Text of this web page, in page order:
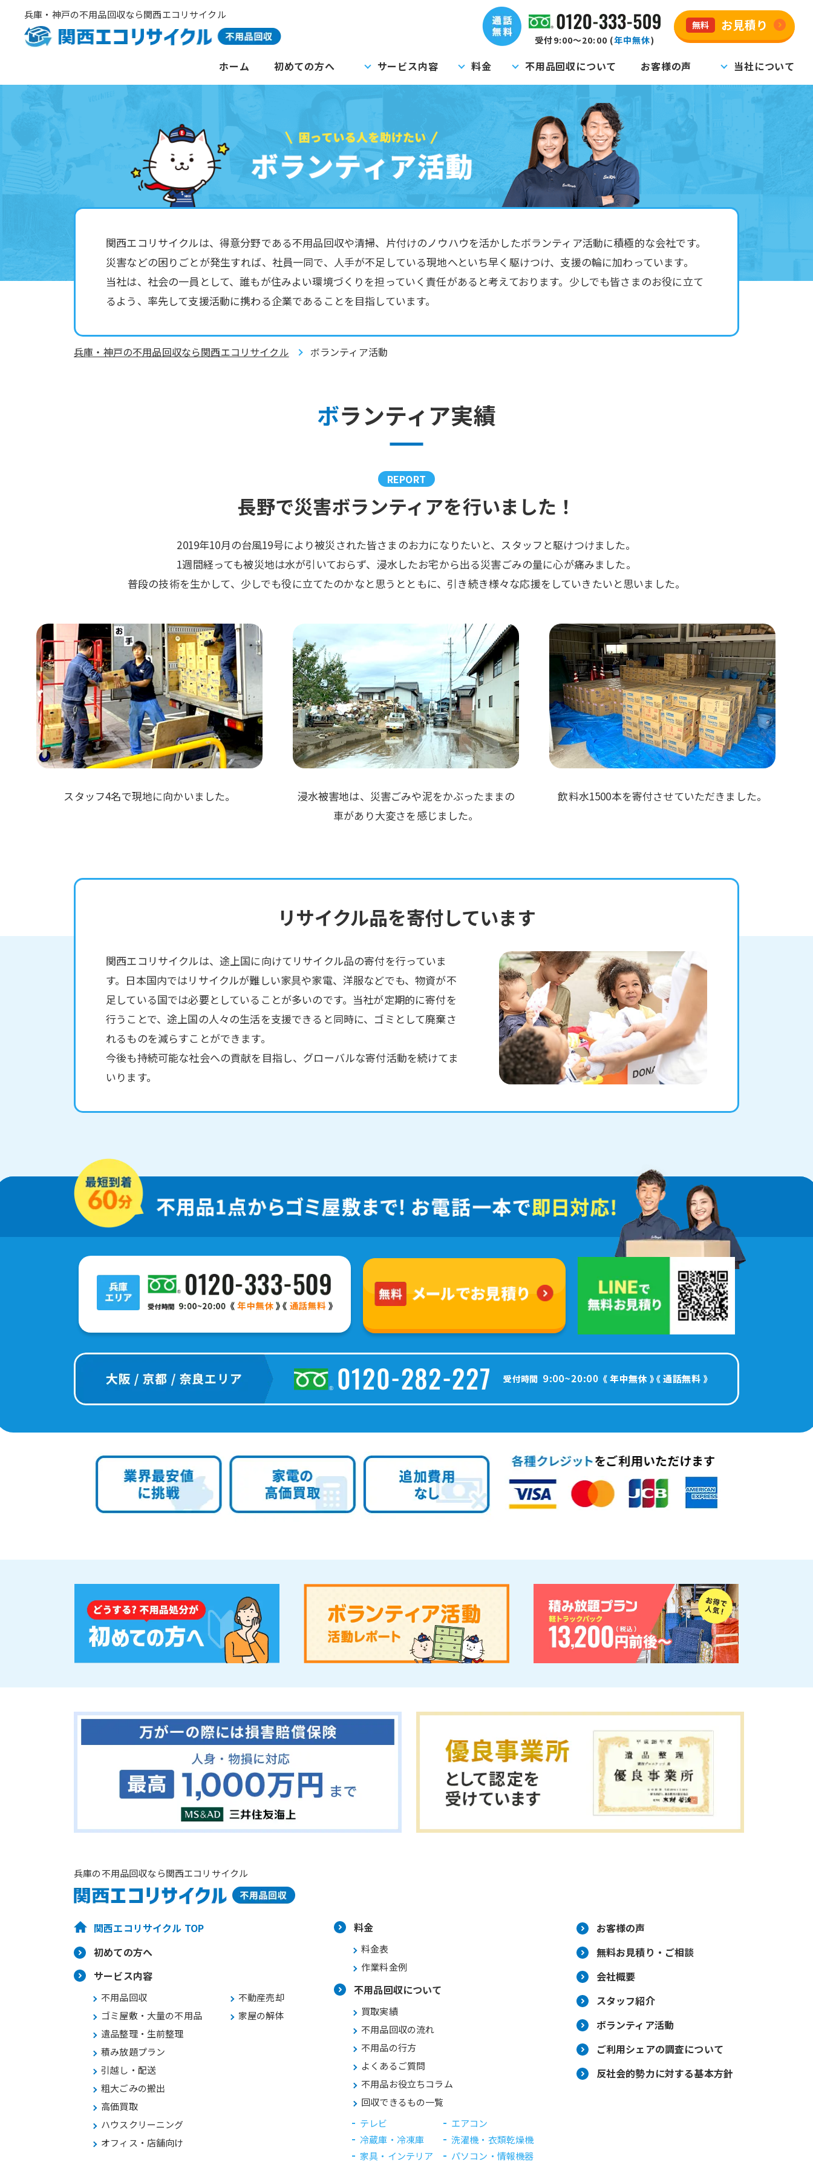
兵庫・神戸の不用品回収なら関西エコリサイクル
受付9:00～20:00 (年中無休)
無料 お見積り
ホーム 初めての方へ サービス内容 料金 不用品回収について お客様の声 当社について
関西エコリサイクルは、得意分野である不用品回収や清掃、片付けのノウハウを活かしたボランティア活動に積極的な会社です。
災害などの困りごとが発生すれば、社員一同で、人手が不足している現地へといち早く駆けつけ、支援の輪に加わっています。
当社は、社会の一員として、誰もが住みよい環境づくりを担っていく責任があると考えております。少しでも皆さまのお役に立て
るよう、率先して支援活動に携わる企業であることを目指しています。
兵庫・神戸の不用品回収なら関西エコリサイクル ボランティア活動
ボランティア実績
REPORT
長野で災害ボランティアを行いました！
2019年10月の台風19号により被災された皆さまのお力になりたいと、スタッフと駆けつけました。
1週間経っても被災地は水が引いておらず、浸水したお宅から出る災害ごみの量に心が痛みました。
普段の技術を生かして、少しでも役に立てたのかなと思うとともに、引き続き様々な応援をしていきたいと思いました。
スタッフ4名で現地に向かいました。
浸水被害地は、災害ごみや泥をかぶったままの
車があり大変さを感じました。
飲料水1500本を寄付させていただきました。
リサイクル品を寄付しています
関西エコリサイクルは、途上国に向けてリサイクル品の寄付を行っていま
す。日本国内ではリサイクルが難しい家具や家電、洋服などでも、物資が不
足している国では必要としていることが多いのです。当社が定期的に寄付を
行うことで、途上国の人々の生活を支援できると同時に、ゴミとして廃棄さ
れるものを減らすことができます。
今後も持続可能な社会への貢献を目指し、グローバルな寄付活動を続けてま
いります。
兵庫の不用品回収なら関西エコリサイクル
関西エコリサイクル TOP
初めての方へ
サービス内容
不用品回収
ゴミ屋敷・大量の不用品
遺品整理・生前整理
積み放題プラン
引越し・配送
粗大ごみの搬出
高価買取
ハウスクリーニング
オフィス・店舗向け
不動産売却
家屋の解体
料金
料金表
作業料金例
不用品回収について
買取実績
不用品回収の流れ
不用品の行方
よくあるご質問
不用品お役立ちコラム
回収できるもの一覧
テレビ
エアコン
冷蔵庫・冷凍庫
洗濯機・衣類乾燥機
家具・インテリア
パソコン・情報機器
お客様の声
無料お見積り・ご相談
会社概要
スタッフ紹介
ボランティア活動
ご利用シェアの調査について
反社会的勢力に対する基本方針